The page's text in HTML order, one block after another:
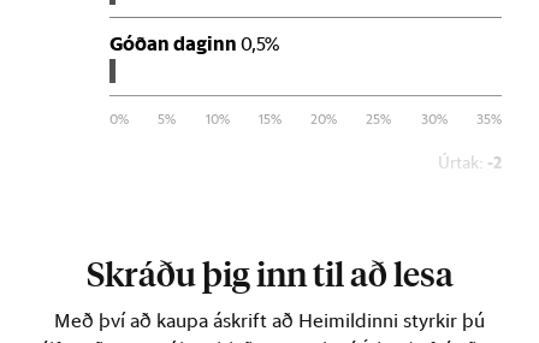
Skráðu þig inn til að lesa
Með því að kaupa áskrift að Heimildinni styrkir þú